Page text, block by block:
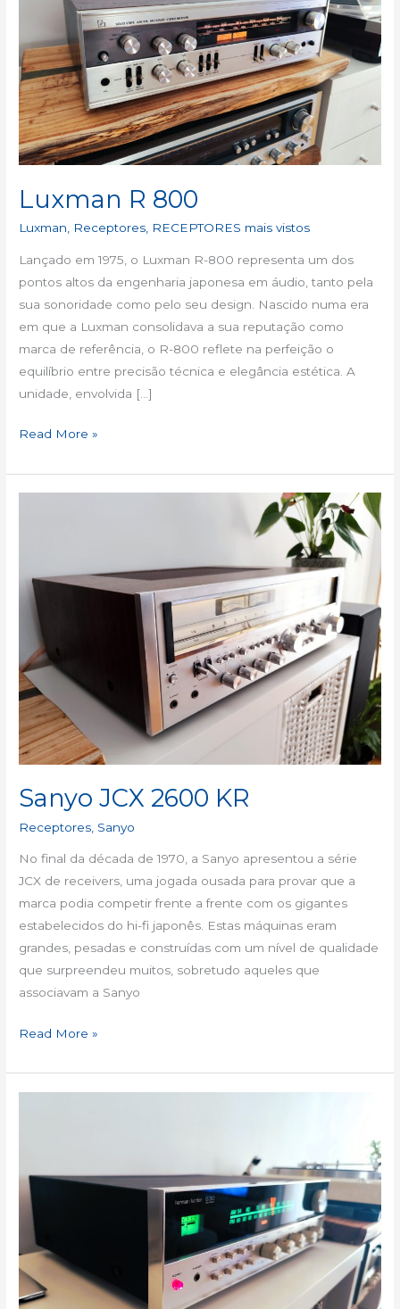
Luxman R 800
Luxman, Receptores, RECEPTORES mais vistos
Lançado em 1975, o Luxman R-800 representa um dos
pontos altos da engenharia japonesa em áudio, tanto pela
sua sonoridade como pelo seu design. Nascido numa era
em que a Luxman consolidava a sua reputação como
marca de referência, o R-800 reflete na perfeição o
equilíbrio entre precisão técnica e elegância estética. A
unidade, envolvida […]
Read More »
Sanyo JCX 2600 KR
Receptores Sanyo
No final da década de 1970, a Sanyo apresentou a série
JCX de receivers, uma jogada ousada para provar que a
marca podia competir frente a frente com os gigantes
estabelecidos do hi-fi japonês. Estas máquinas eram
grandes, pesadas e construídas com um nível de qualidade
que surpreendeu muitos, sobretudo aqueles que
associavam a Sanyo
Read More »